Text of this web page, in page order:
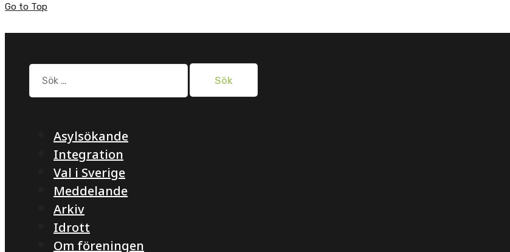
Go to Top
Sök
efter:
Asylsökande
Integration
Val i Sverige
Meddelande
Arkiv
Idrott
Om föreningen